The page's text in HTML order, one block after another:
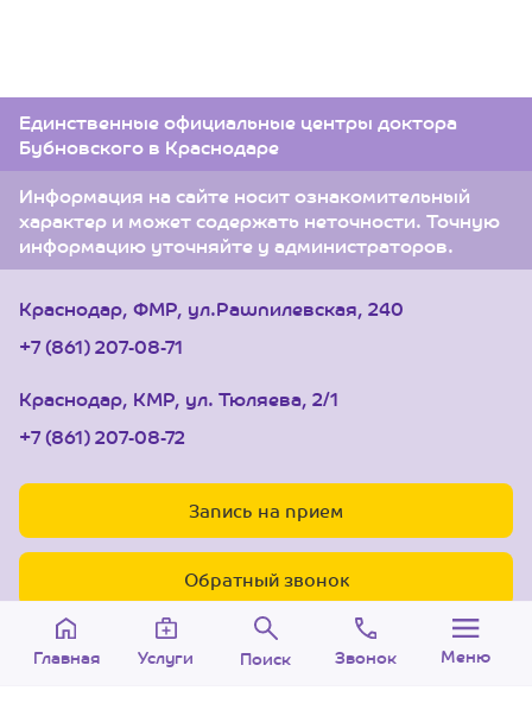
Единственные официальные центры доктора
Бубновского в Краснодаре
Информация на сайте носит ознакомительный
характер и может содержать неточности. Точную
информацию уточняйте у администраторов.
Краснодар, ФМР, ул.Рашпилевская, 240
+7 (861) 207-08-71
Краснодар, КМР, ул. Тюляева, 2/1
+7 (861) 207-08-72
Запись на прием
Обратный звонок
Главная Услуги Поиск Звонок Меню